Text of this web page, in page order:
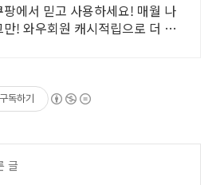
에서 믿고 사용하세요! 매월 나
! 와우회원 캐시적립으로 더 알
구독하기
글